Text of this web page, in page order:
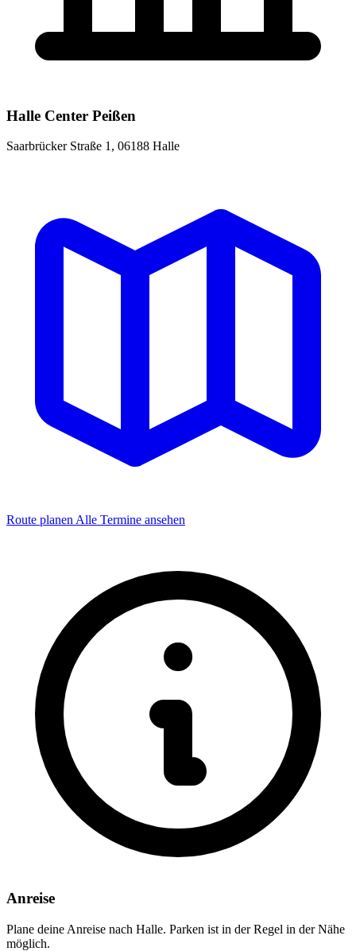
Halle Center Peißen
Saarbrücker Straße 1, 06188 Halle
Route planenAlle Termine ansehen
Anreise
Plane deine Anreise nach Halle. Parken ist in der Regel in der Nähe
möglich.